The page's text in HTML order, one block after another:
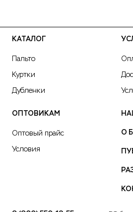
КАТАЛОГ
Пальто
Куртки
Дубленки
ОПТОВИКАМ
Оптовый прайс
Условия
О